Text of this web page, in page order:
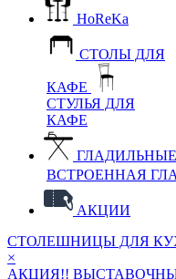
HoReKa
СТОЛЫ ДЛЯ
КАФЕ
СТУЛЬЯ ДЛЯ
КАФЕ
ВСТРОЕННАЯ
АКЦИИ
СТОЛЕШНИЦЫ ДЛЯ
×
АКЦИЯ!!